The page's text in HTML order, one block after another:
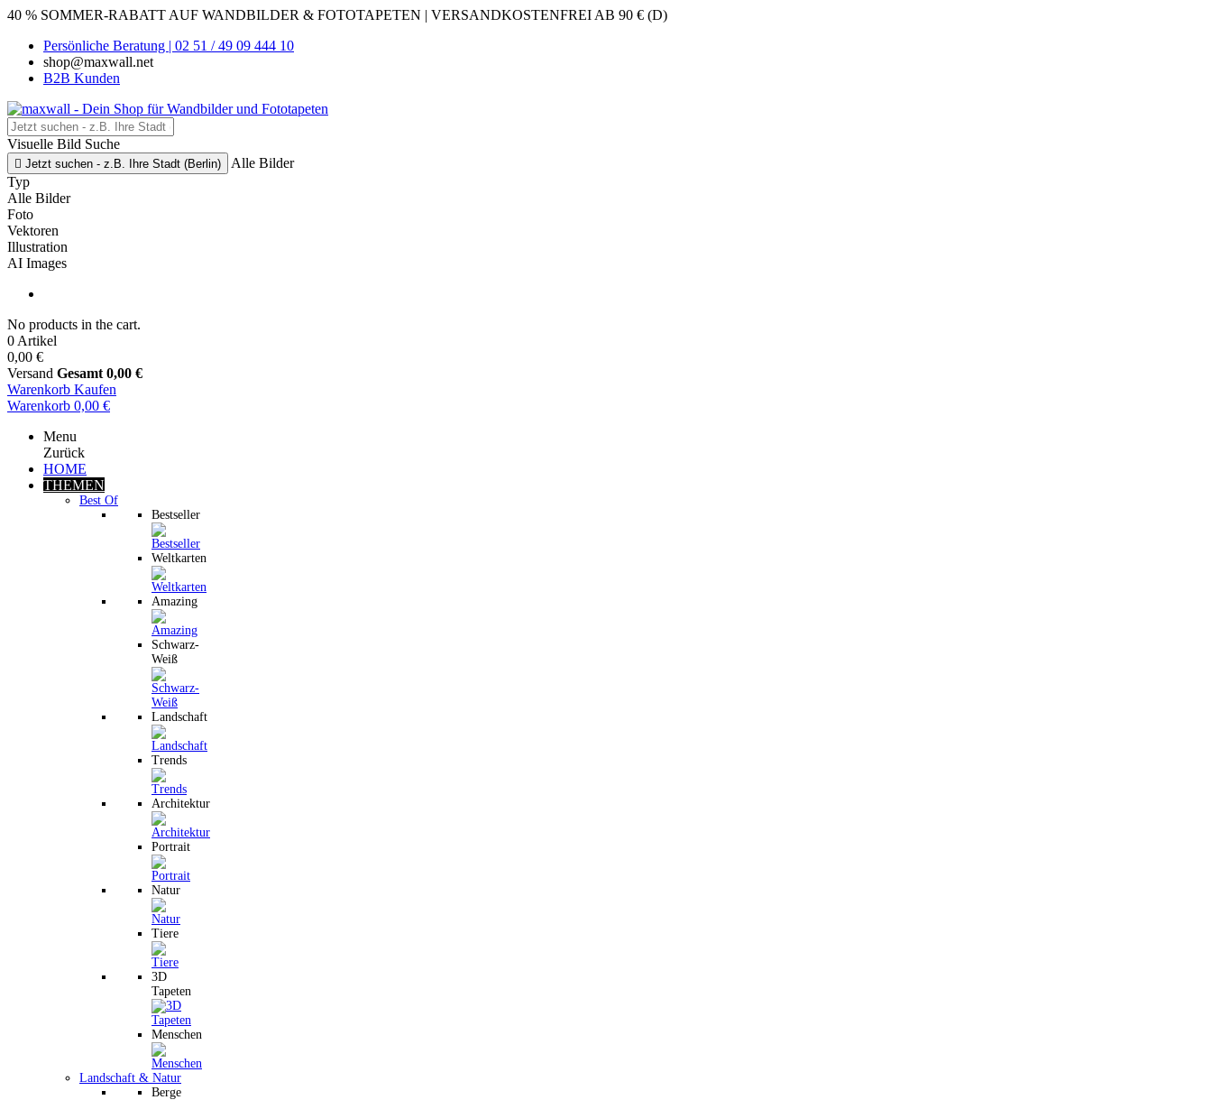
40 % SOMMER-RABATT AUF WANDBILDER & FOTOTAPETEN | VERSANDKOSTENFREI AB 90 € (D)
Persönliche Beratung | 02 51 / 49 09 444 10
shop@maxwall.net
B2B Kunden
Visuelle Bild Suche
 Jetzt suchen - z.B. Ihre Stadt (Berlin)
Alle Bilder
Typ
Alle Bilder
Foto
Vektoren
Illustration
AI Images
No products in the cart.
0 Artikel
0,00 €
Versand Gesamt 0,00 €
Warenkorb Kaufen
Warenkorb 0,00 €
Menu
Zurück
HOME
THEMEN
Best Of
Bestseller
Weltkarten
Amazing
Schwarz-
Weiß
Landschaft
Trends
Architektur
Portrait
Natur
Tiere
3D
Tapeten
Menschen
Landschaft & Natur
Berge